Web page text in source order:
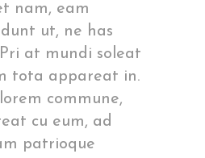
nam, eam
ut, ne has
at mundi soleat
tota appareat in.
commune,
cu eum, ad
patrioque